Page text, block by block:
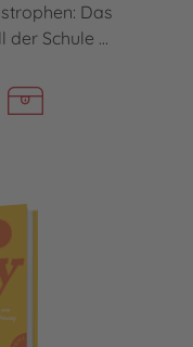
Das
Schule ...